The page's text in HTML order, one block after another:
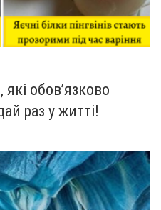
обов’язково
раз у житті!